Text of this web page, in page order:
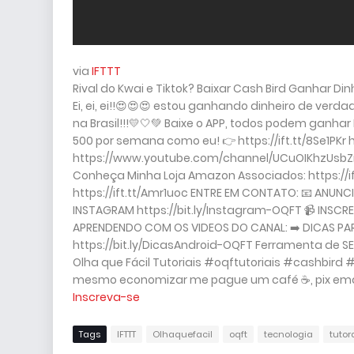
via IFTTT
Rival do Kwai e Tiktok? Baixar Cash Bird Ganhar
Ei, ei, ei!!😍😍😍 estou ganhando dinheiro de
na Brasil!!!💛🤍💚 Baixe o APP, todos podem
500 por semana como eu! 👉 https://ift.tt/
https://www.youtube.com/channel/
Conheça Minha Loja Amazon Associados:
https://ift.tt/Amr1uoc ENTRE EM CONTATO: 📧
INSTAGRAM https://bit.ly/Instagram-OQFT 📹
APRENDENDO COM OS VIDEOS DO CANAL: ➡️
https://bit.ly/DicasAndroid-OQFT Ferramenta de
Olha que Fácil Tutoriais #oqftutoriais #cashbird
mesmo economizar me pague um café ☕, pix
Inscreva-se
Tags IFTTT Olhaquefacil oqft tecnologia